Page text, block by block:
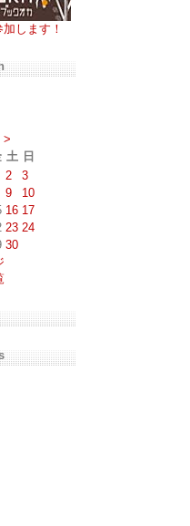
します！
>
土 日
2
3
9
10
16 17
23 24
30